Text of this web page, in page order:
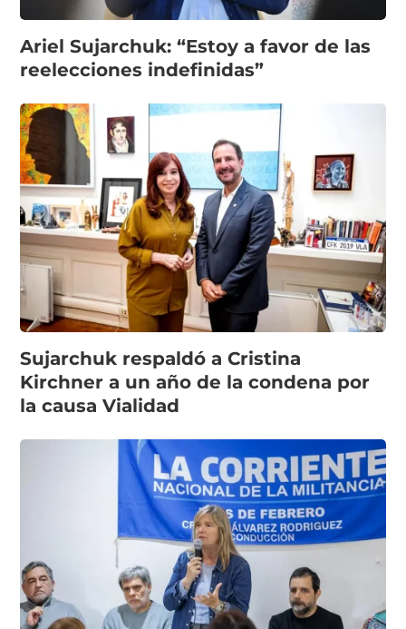
Ariel Sujarchuk: “Estoy a favor de las
reelecciones indefinidas”
Sujarchuk respaldó a Cristina
Kirchner a un año de la condena por
la causa Vialidad